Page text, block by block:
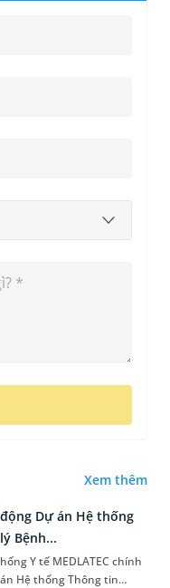
Xem thêm
động Dự án Hệ thống
Bệnh...
Y tế MEDLATEC chính
Hệ thống Thông tin